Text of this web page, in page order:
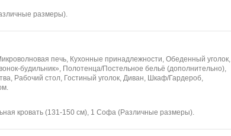
размеры).
печь, Кухонные принадлежности, Обеденный уголок,
будильник», Полотенца/Постельное бельё (дополнительно),
Рабочий стол, Гостиный уголок, Диван, Шкаф/Гардероб,
кровать (131-150 см), 1 Софа (Различные размеры).